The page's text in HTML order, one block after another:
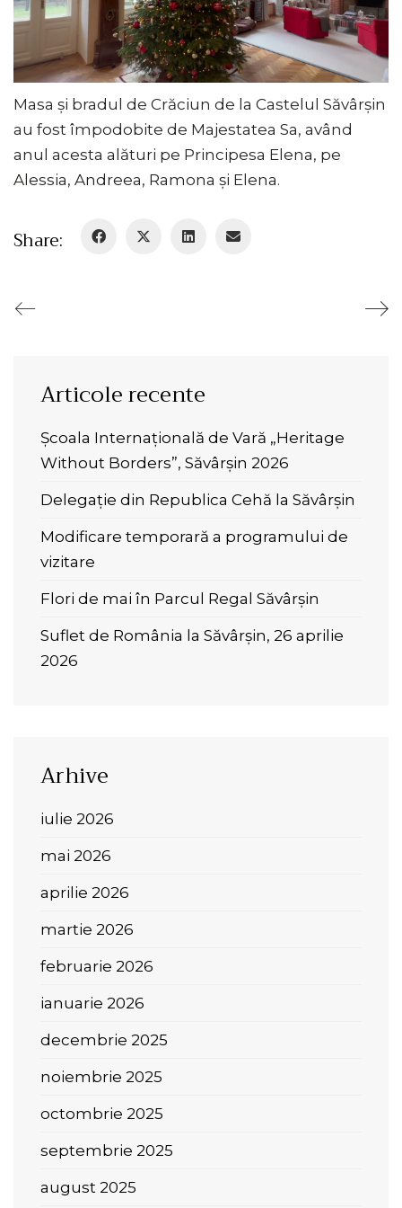
d
e
o
l
a
y
V
Masa și bradul de Crăciun de la Castelul Săvârșin
au fost împodobite de Majestatea Sa, având
anul acesta alături pe Principesa Elena, pe
Alessia, Andreea, Ramona și Elena.
Share:
Articole recente
Școala Internațională de Vară „Heritage
Without Borders”, Săvârșin 2026
Delegație din Republica Cehă la Săvârșin
Modificare temporară a programului de
vizitare
Flori de mai în Parcul Regal Săvârșin
Suflet de România la Săvârșin, 26 aprilie
2026
Arhive
iulie 2026
mai 2026
aprilie 2026
martie 2026
februarie 2026
ianuarie 2026
decembrie 2025
noiembrie 2025
octombrie 2025
septembrie 2025
august 2025